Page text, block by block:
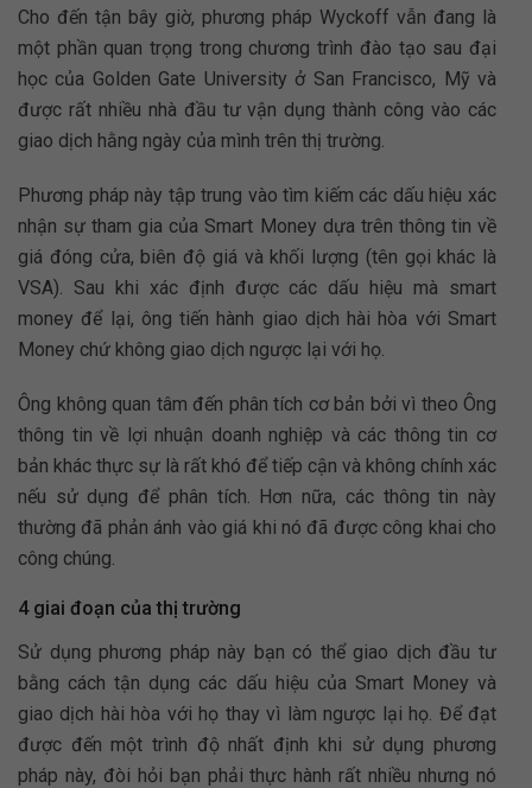
Cho đến tận bây giờ, phương pháp Wyckoff vẫn đang là
một phần quan trọng trong chương trình đào tạo sau đại
học của Golden Gate University ở San Francisco, Mỹ và
được rất nhiều nhà đầu tư vận dụng thành công vào các
giao dịch hằng ngày của mình trên thị trường.
Phương pháp này tập trung vào tìm kiếm các dấu hiệu xác
nhận sự tham gia của Smart Money dựa trên thông tin về
giá đóng cửa, biên độ giá và khối lượng (tên gọi khác là
VSA). Sau khi xác định được các dấu hiệu mà smart
money để lại, ông tiến hành giao dịch hài hòa với Smart
Money chứ không giao dịch ngược lại với họ.
Ông không quan tâm đến phân tích cơ bản bởi vì theo Ông
thông tin về lợi nhuận doanh nghiệp và các thông tin cơ
bản khác thực sự là rất khó để tiếp cận và không chính xác
nếu sử dụng để phân tích. Hơn nữa, các thông tin này
thường đã phản ánh vào giá khi nó đã được công khai cho
công chúng.
4 giai đoạn của thị trường
Sử dụng phương pháp này bạn có thể giao dịch đầu tư
bằng cách tận dụng các dấu hiệu của Smart Money và
giao dịch hài hòa với họ thay vì làm ngược lại họ. Để đạt
được đến một trình độ nhất định khi sử dụng phương
pháp này, đòi hỏi bạn phải thực hành rất nhiều nhưng nó